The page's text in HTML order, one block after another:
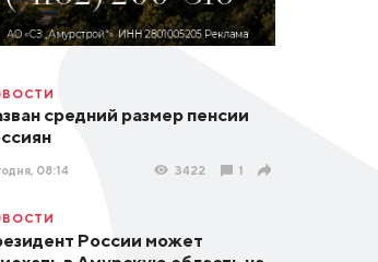
средний размер пенсии
08:14 3422 1
России может